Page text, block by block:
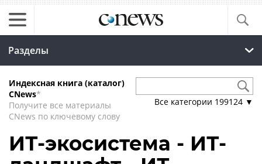
Разделы
Индексная книга (каталог)
CNews*
Получите все материалы
CNews по ключевому слову
Все категории 199124 ▼
ИТ-экосистема - ИТ-